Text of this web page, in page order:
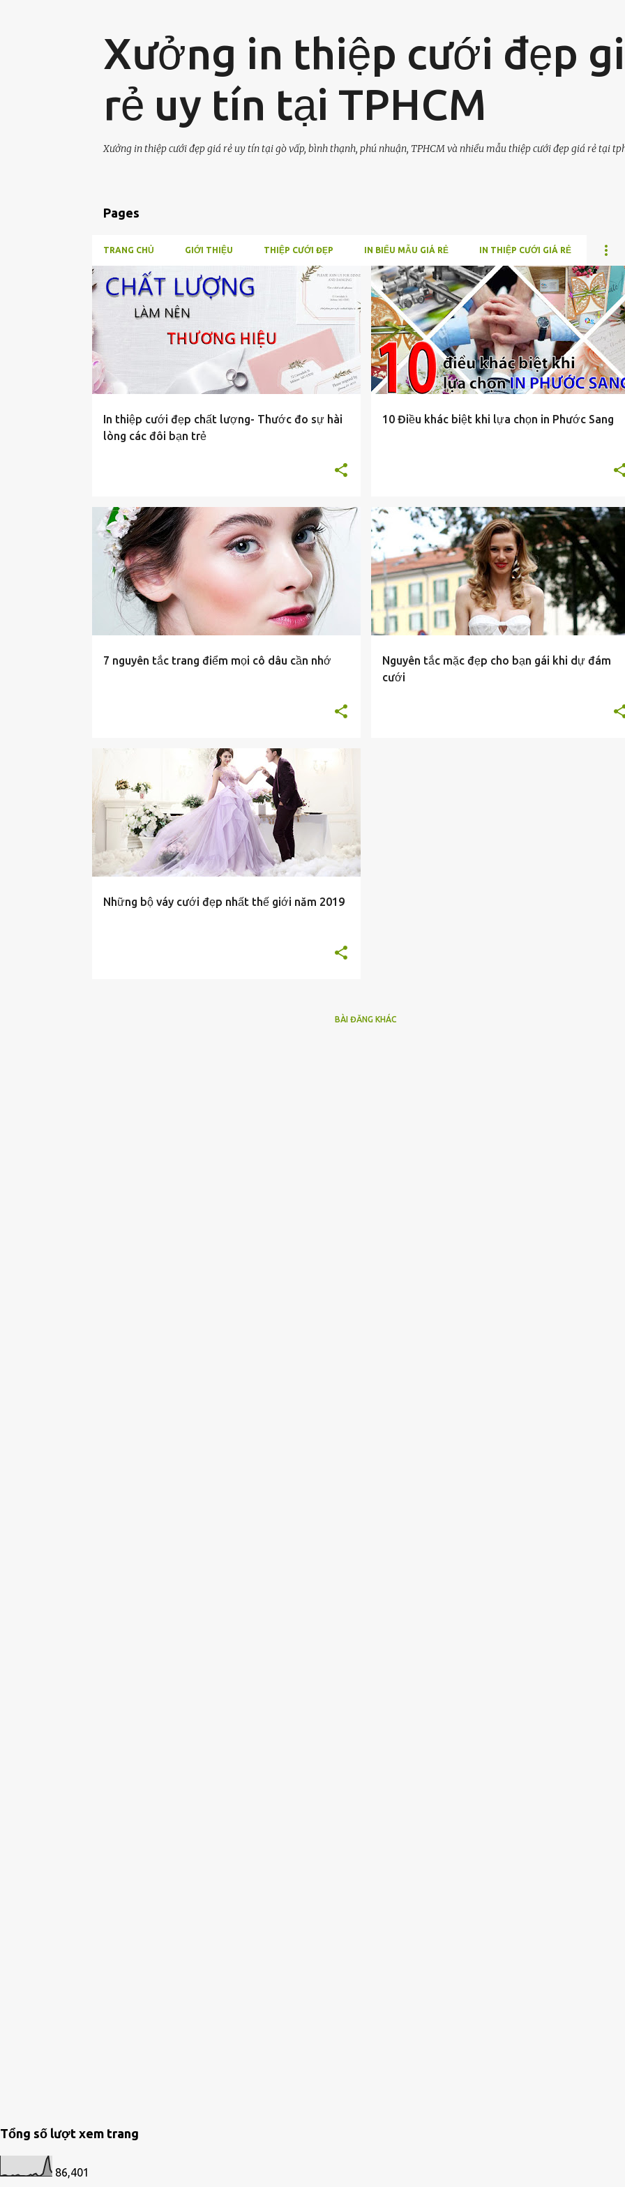
Xưởng in thiệp cưới đẹp
rẻ uy tín tại TPHCM
Xưởng in thiệp cưới đẹp giá rẻ uy tín tại gò vấp, bình thạnh, phú nhuận, TPHCM và nhiều mẫu thiệp cưới đẹp giá rẻ tại
Pages
TRANG CHỦ GIỚI THIỆU THIỆP CƯỚI ĐẸP IN BIỂU MẪU GIÁ RẺ IN THIỆP CƯỚI GIÁ RẺ
B
à
i
đ
ă
n
In thiệp cưới đẹp chất lượng- Thước đo sự hài
lòng các đôi bạn trẻ
IN-THIEP-CUOI-GIA-RE
10 Điều khác biệt khi lựa chọn in Phước Sang
GIOI-THIEU
7 nguyên tắc trang điểm mọi cô dâu cần nhớ
TIN-TUC
Nguyên tắc mặc đẹp cho bạn gái khi dự đám
cưới
Những bộ váy cưới đẹp nhất thế giới năm 2019
BÀI ĐĂNG KHÁC
Tổng số lượt xem trang
86,401